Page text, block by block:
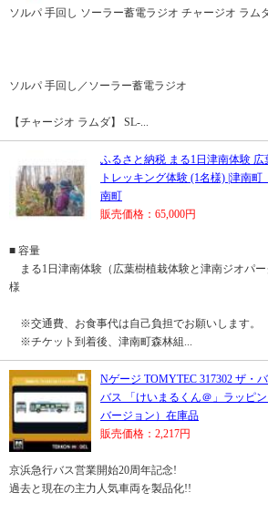
ソルパ 手回し ソーラー蓄電ラジオ チャージオ ラム
ソルパ 手回し／ソーラー蓄電ラジオ
【チャージオ ラムダ】 SL-...
ふるさと納税 まる1日津南体験
トレッキング体験 (1名様) |津南
南町
販売価格：65,000円
■ 容量
まる1日津南体験（広葉樹植栽体験と津南ジオパ
様
※交通費、お食事代は自己負担でお願いします。
※チケット到着後、津南町森林組...
Nゲージ TOMYTEC 317302 ザ・
バス 「けいまるくん＠」ラッピ
バージョン）在庫品
販売価格：2,217円
京浜急行バス営業開始20周年記念!
過去と現在の主力人気車両を製品化!!